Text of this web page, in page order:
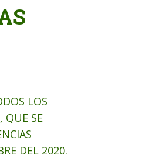
LOS
QUE SE
DEL 2020.